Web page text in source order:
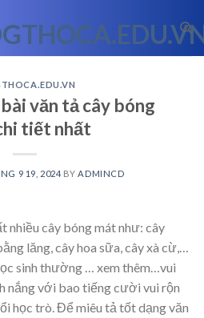
văn tả cây bóng
tiết nhất
9 19, 2024 BY ADMINCD
nhiều cây bóng mát như: cây
lăng, cây hoa sữa, cây xà cừ,…
sinh thường
… xem thêm… vui
nắng với bao tiếng cười vui rộn
học trò. Để miêu tả tốt dạng văn